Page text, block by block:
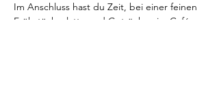
Im Anschluss hast du Zeit, bei einer feinen
Frühstücksplatte und Getränken im Café